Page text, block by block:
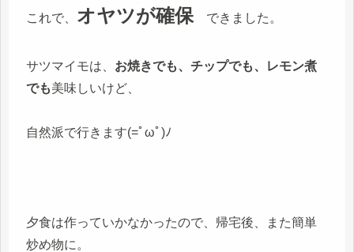
これで、 オヤツが確保できました。
サツマイモは、 お焼きでも、チップでも、レモン煮
でも美味しいけど、
自然派で行きます(=ﾟωﾟ)ﾉ
夕食は作っていかなかったので、帰宅後、また簡単
炒め物に。